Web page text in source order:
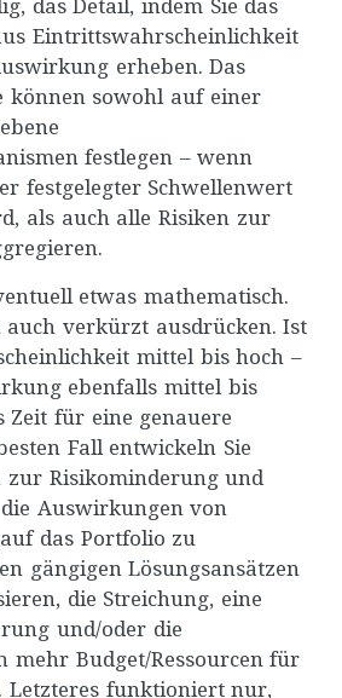
das Detail, indem Sie das
Eintrittswahrscheinlichkeit
erheben. Das
können sowohl auf einer
festlegen – wenn
festgelegter Schwellenwert
als auch alle Risiken zur
etwas mathematisch.
auch verkürzt ausdrücken. Ist
mittel bis hoch –
ebenfalls mittel bis
Zeit für eine genauere
Fall entwickeln Sie
zur Risikominderung und
Auswirkungen von
das Portfolio zu
gängigen Lösungsansätzen
die Streichung, eine
und/oder die
mehr Budget/Ressourcen für
Letzteres funktioniert nur,